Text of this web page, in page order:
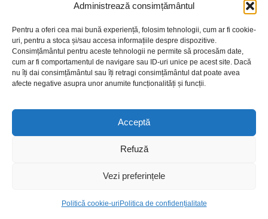
Administrează consimțământul
Pentru a oferi cea mai bună experiență, folosim tehnologii, cum ar fi cookie-
uri, pentru a stoca și/sau accesa informațiile despre dispozitive.
Consimțământul pentru aceste tehnologii ne permite să procesăm date,
cum ar fi comportamentul de navigare sau ID-uri unice pe acest site. Dacă
nu îți dai consimțământul sau îți retragi consimțământul dat poate avea
afecte negative asupra unor anumite funcționalități și funcții.
Acceptă
Refuză
Vezi preferințele
Politică cookie-uriPolitica de confidențialitate
Contact
Politica de confidențialitate
Politică cookie-uri (UE)
Copyright © 2026. TimpOnline.ro